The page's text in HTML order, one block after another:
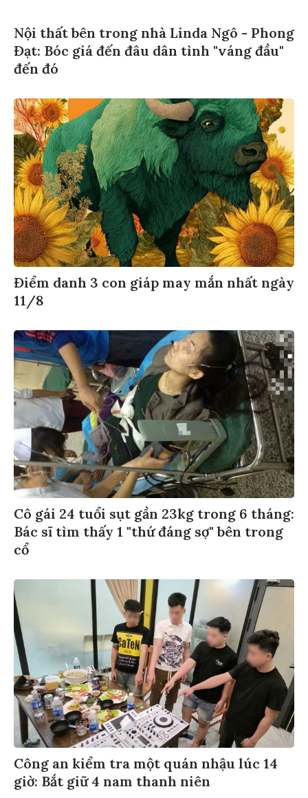
Nội thất bên trong nhà Linda Ngô - Phong
Đạt: Bóc giá đến đâu dân tình "váng đầu"
đến đó
Điểm danh 3 con giáp may mắn nhất ngày
11/8
Cô gái 24 tuổi sụt gần 23kg trong 6 tháng:
Bác sĩ tìm thấy 1 "thứ đáng sợ" bên trong
cổ
Công an kiểm tra một quán nhậu lúc 14
giờ: Bắt giữ 4 nam thanh niên